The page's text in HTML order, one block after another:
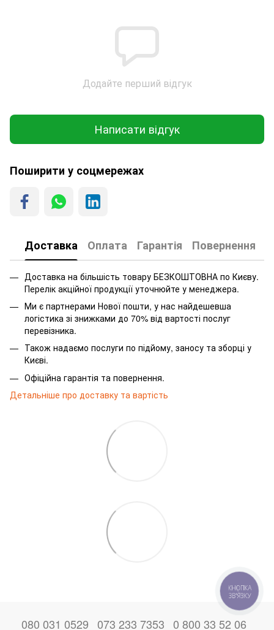
Додайте перший відгук
Написати відгук
Поширити у соцмережах
Доставка Оплата Гарантія Повернення
Доставка на більшість товару БЕЗКОШТОВНА по Києву.
Перелік акційної продукції уточнюйте у менеджера.
Ми є партнерами Нової пошти, у нас найдешевша
логістика зі знижками до 70% від вартості послуг
перевізника.
Також надаємо послуги по підйому, заносу та зборці у
Києві.
Офіційна гарантія та повернення.
Детальніше про доставку та вартість
080 031 0529 073 233 7353 0 800 33 52 06
КНОПКА
ЗВ'ЯЗКУ